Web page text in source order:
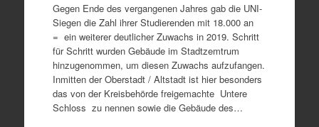
Gegen Ende des vergangenen Jahres gab die UNI-
Siegen die Zahl ihrer Studierenden mit 18.000 an
= ein weiterer deutlicher Zuwachs in 2019. Schritt
für Schritt wurden Gebäude im Stadtzemtrum
hinzugenommen, um diesen Zuwachs aufzufangen.
Inmitten der Oberstadt / Altstadt ist hier besonders
das von der Kreisbehörde freigemachte Untere
Schloss zu nennen sowie die Gebäude des…